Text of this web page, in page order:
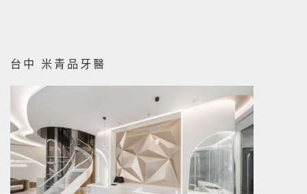
台中 米青品牙醫